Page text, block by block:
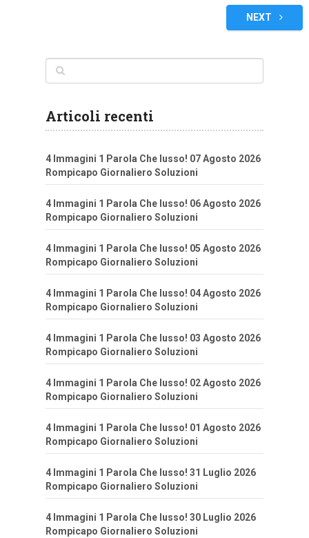
NEXT
Articoli recenti
4 Immagini 1 Parola Che lusso! 07 Agosto 2026
Rompicapo Giornaliero Soluzioni
4 Immagini 1 Parola Che lusso! 06 Agosto 2026
Rompicapo Giornaliero Soluzioni
4 Immagini 1 Parola Che lusso! 05 Agosto 2026
Rompicapo Giornaliero Soluzioni
4 Immagini 1 Parola Che lusso! 04 Agosto 2026
Rompicapo Giornaliero Soluzioni
4 Immagini 1 Parola Che lusso! 03 Agosto 2026
Rompicapo Giornaliero Soluzioni
4 Immagini 1 Parola Che lusso! 02 Agosto 2026
Rompicapo Giornaliero Soluzioni
4 Immagini 1 Parola Che lusso! 01 Agosto 2026
Rompicapo Giornaliero Soluzioni
4 Immagini 1 Parola Che lusso! 31 Luglio 2026
Rompicapo Giornaliero Soluzioni
4 Immagini 1 Parola Che lusso! 30 Luglio 2026
Rompicapo Giornaliero Soluzioni